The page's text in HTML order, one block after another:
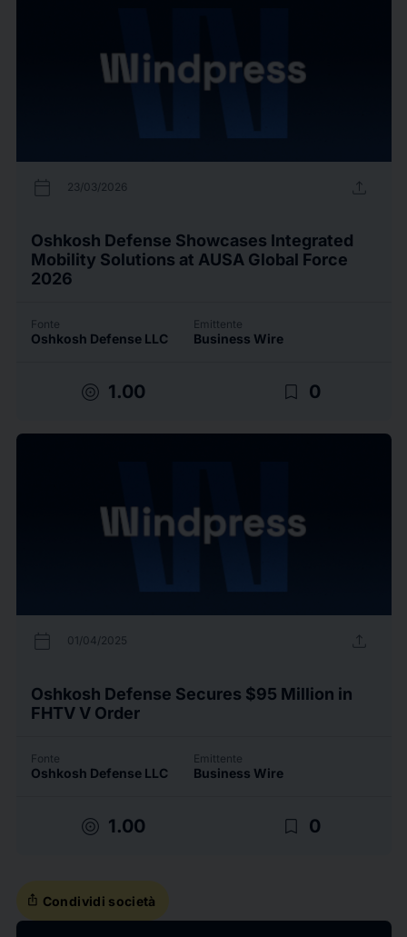
calendar_today 23/03/2026 upload
Oshkosh Defense Showcases Integrated
Mobility Solutions at AUSA Global Force
2026
Fonte
Oshkosh Defense LLC
Emittente
Business Wire
target 1.00 bookmark_border 0
calendar_today 01/04/2025 upload
Oshkosh Defense Secures $95 Million in
FHTV V Order
Fonte
Oshkosh Defense LLC
Emittente
Business Wire
target 1.00 bookmark_border 0
ios_share Condividi società